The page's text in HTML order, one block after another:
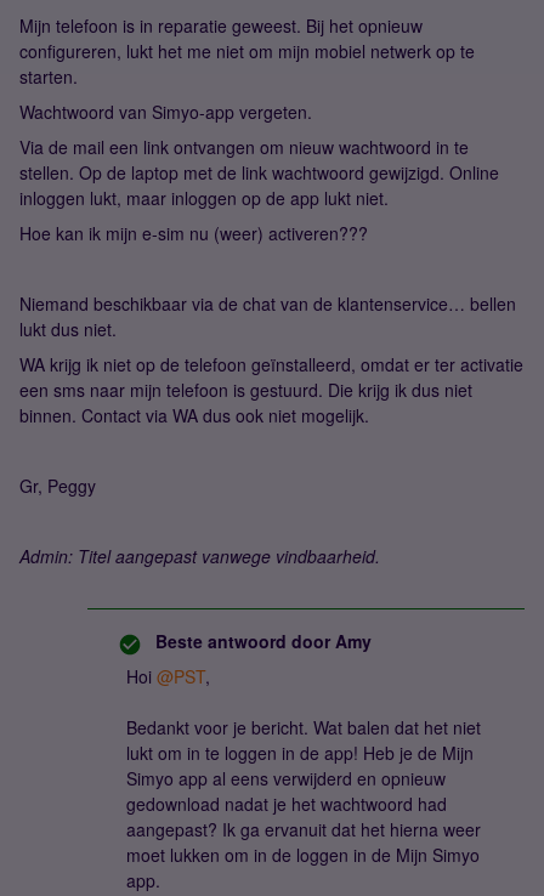
Mijn telefoon is in reparatie geweest. Bij het opnieuw
configureren, lukt het me niet om mijn mobiel netwerk op te
starten.
Wachtwoord van Simyo-app vergeten.
Via de mail een link ontvangen om nieuw wachtwoord in te
stellen. Op de laptop met de link wachtwoord gewijzigd. Online
inloggen lukt, maar inloggen op de app lukt niet.
Hoe kan ik mijn e-sim nu (weer) activeren???
Niemand beschikbaar via de chat van de klantenservice… bellen
lukt dus niet.
WA krijg ik niet op de telefoon geïnstalleerd, omdat er ter activatie
een sms naar mijn telefoon is gestuurd. Die krijg ik dus niet
binnen. Contact via WA dus ook niet mogelijk.
Gr, Peggy
Admin: Titel aangepast vanwege vindbaarheid.
Beste antwoord door Amy
Hoi @PST,
Bedankt voor je bericht. Wat balen dat het niet
lukt om in te loggen in de app! Heb je de Mijn
Simyo app al eens verwijderd en opnieuw
gedownload nadat je het wachtwoord had
aangepast? Ik ga ervanuit dat het hierna weer
moet lukken om in de loggen in de Mijn Simyo
app.